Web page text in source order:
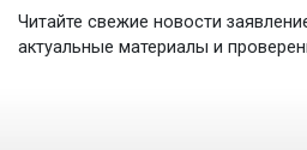
Читайте свежие новости
актуальные материалы и